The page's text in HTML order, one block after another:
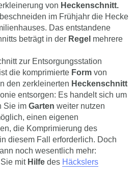
von Heckenschnitt.
im Frühjahr die Hecke
Das entstandene
beträgt in der Regel mehrere
zur Entsorgungsstation
die komprimierte Form von
den zerkleinerten Heckenschnitt
entsorgen: Es handelt sich um
Sie im Garten weiter nutzen
einen eigenen
die Komprimierung des
diesem Fall erforderlich. Doch
noch wesentlich mehr:
mit Hilfe des Häckslers